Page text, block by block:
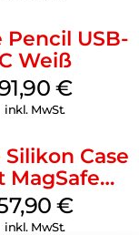
Pencil USB-
C Weiß
€
inkl. MwSt.
Case
MagSafe
14 Pro
€
inkl. MwSt.